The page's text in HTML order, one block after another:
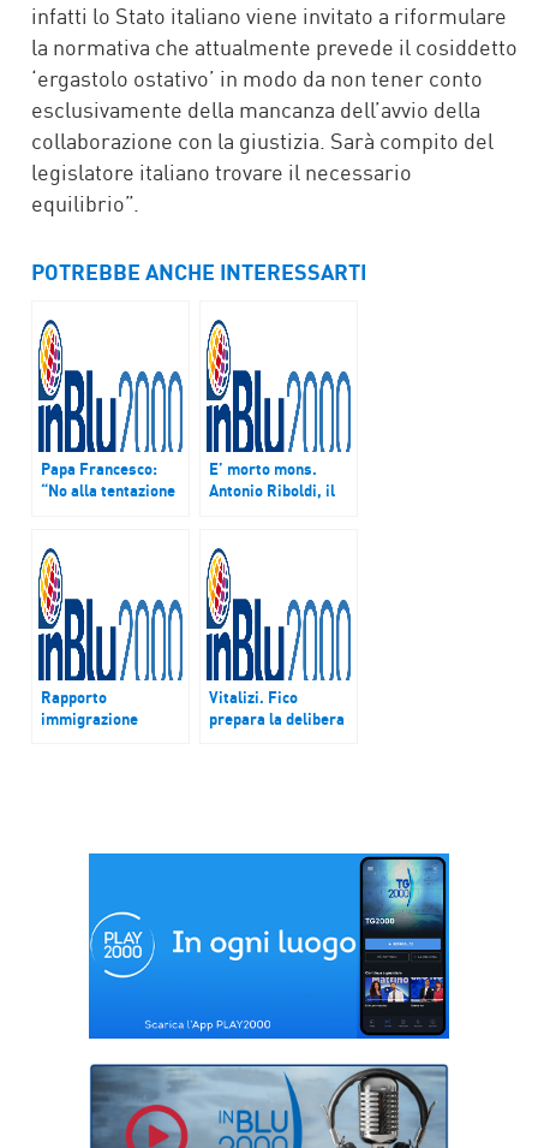
infatti lo Stato italiano viene invitato a riformulare
la normativa che attualmente prevede il cosiddetto
‘ergastolo ostativo’ in modo da non tener conto
esclusivamente della mancanza dell’avvio della
collaborazione con la giustizia. Sarà compito del
legislatore italiano trovare il necessario
equilibrio”.
POTREBBE ANCHE INTERESSARTI
Papa Francesco:
“No alla tentazione
fosse”
E’ morto mons.
Antonio Riboldi, il
InBlu
Rapporto
immigrazione
Vitalizi. Fico
prepara la delibera